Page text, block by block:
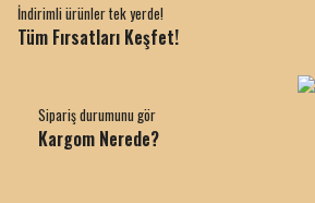
İndirimli ürünler tek yerde!
Tüm Fırsatları Keşfet!
Sipariş durumunu gör
Kargom Nerede?